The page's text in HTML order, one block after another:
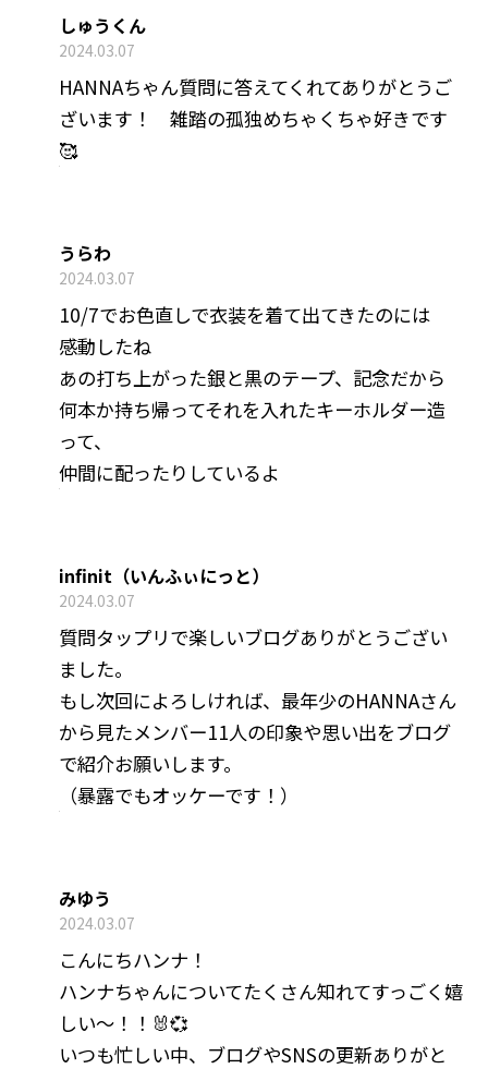
しゅうくん
2024.03.07
HANNAちゃん質問に答えてくれてありがとうご
ざいます！ 雑踏の孤独めちゃくちゃ好きです
🥰
うらわ
2024.03.07
10/7でお色直しで衣装を着て出てきたのには
感動したね
あの打ち上がった銀と黒のテープ、記念だから
何本か持ち帰ってそれを入れたキーホルダー造
って、
仲間に配ったりしているよ
infinit（いんふぃにっと）
2024.03.07
質問タップリで楽しいブログありがとうござい
ました。
もし次回によろしければ、最年少のHANNAさん
から見たメンバー11人の印象や思い出をブログ
で紹介お願いします。
（暴露でもオッケーです！）
みゆう
2024.03.07
こんにちハンナ！
ハンナちゃんについてたくさん知れてすっごく嬉
しい〜！！🐰💞
いつも忙しい中、ブログやSNSの更新ありがと